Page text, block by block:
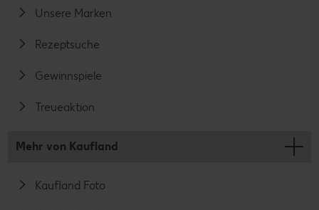
Unsere Marken
Rezeptsuche
Gewinnspiele
Treueaktion
Mehr von Kaufland
Kaufland Foto